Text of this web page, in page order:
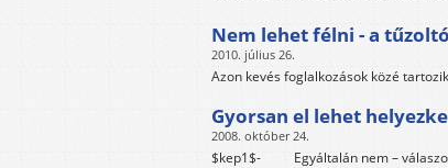
Nem lehet félni - a tűzoltó
2010. július 26.
Azon kevés foglalkozások közé
Gyorsan el lehet
2008. október 24.
$kep1$- Egyáltalán nem –